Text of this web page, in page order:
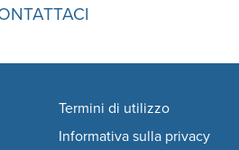
Termini di utilizzo
Informativa sulla privacy